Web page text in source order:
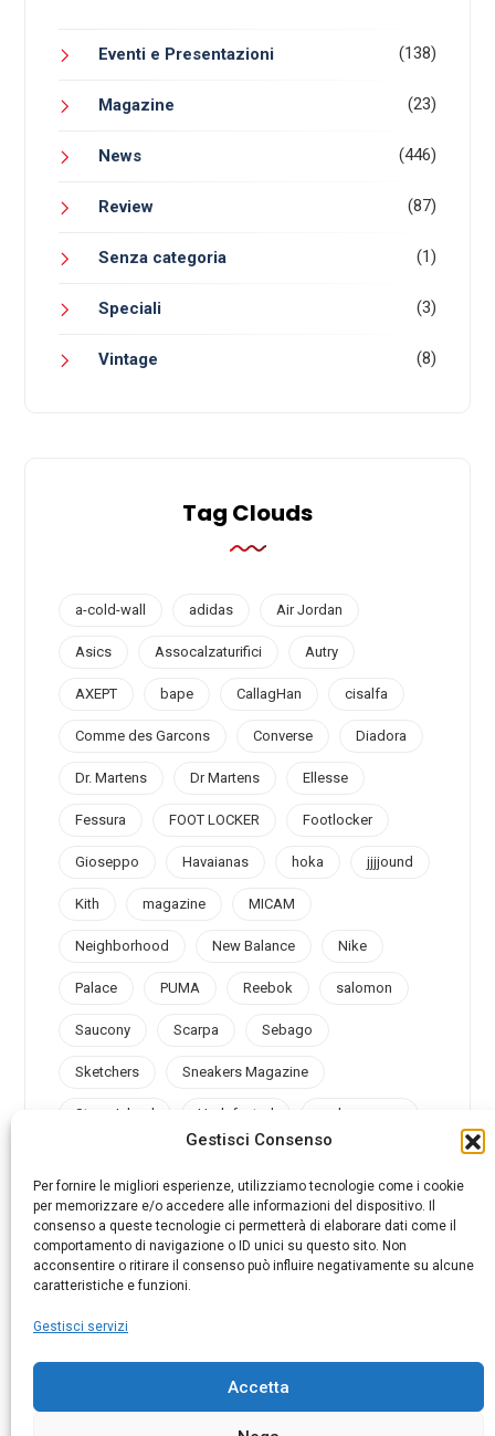
Gestisci Consenso
Per fornire le migliori esperienze, utilizziamo tecnologie come i cookie
per memorizzare e/o accedere alle informazioni del dispositivo. Il
consenso a queste tecnologie ci permetterà di elaborare dati come il
comportamento di navigazione o ID unici su questo sito. Non
acconsentire o ritirare il consenso può influire negativamente su alcune
caratteristiche e funzioni.
Gestisci servizi
Accetta
Eventi e Presentazioni (138)
Magazine (23)
News (446)
Review (87)
Senza categoria (1)
Speciali (3)
Vintage (8)
Tag Clouds
a-cold-wall adidas Air Jordan
Asics Assocalzaturifici Autry
AXEPT bape CallagHan cisalfa
Comme des Garcons Converse Diadora
Dr. Martens Dr Martens Ellesse
Fessura FOOT LOCKER Footlocker
Gioseppo Havaianas hoka jjjjound
Kith magazine MICAM
Neighborhood New Balance Nike
Palace PUMA Reebok salomon
Saucony Scarpa Sebago
Sketchers Sneakers Magazine
Stone Island Undefeated under armour
@sneakersmag_it
© 2025 AMB ADVERTISING SRL. P.I. 07026790969